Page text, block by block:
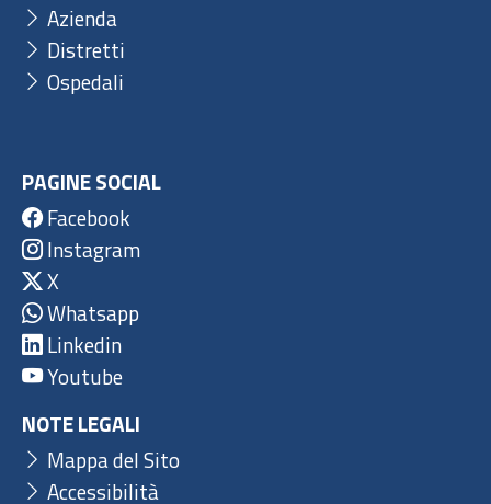
Azienda
Distretti
Ospedali
PAGINE SOCIAL
Facebook
Instagram
X
Whatsapp
Linkedin
Youtube
NOTE LEGALI
Mappa del Sito
Accessibilità